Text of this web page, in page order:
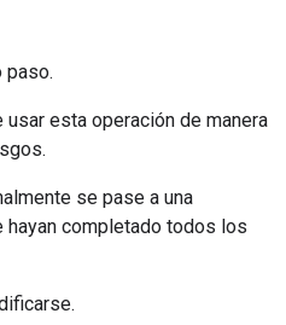
paso.
esta operación de manera
se pase a una
completado todos los